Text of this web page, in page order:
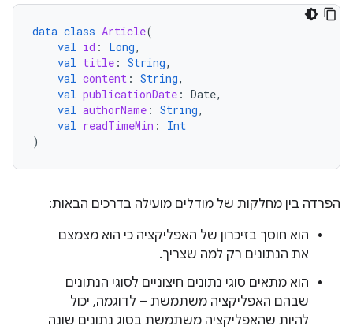
data class Article(
val id : Long,
val title : String,
val content : String,
val publicationDate : Date,
val authorName : String,
val readTimeMin :
Int
)
הפרדה בין מחלקות של מודלים מועילה בדרכים הבאות:
הוא חוסך בזיכרון של האפליקציה כי הוא מצמצם
את הנתונים רק למה שצריך.
הוא מתאים סוגי נתונים חיצוניים לסוגי הנתונים
שבהם האפליקציה משתמשת – לדוגמה, יכול
להיות שהאפליקציה משתמשת בסוג נתונים שונה